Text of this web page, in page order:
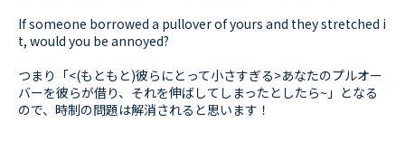
If someone borrowed a pullover of yours and they stretched i
t, would you be annoyed?
つまり「<(もともと)彼らにとって小さすぎる>あなたのプルオー
バーを彼らが借り、それを伸ばしてしまったとしたら~」となる
ので、時制の問題は解消されると思います！